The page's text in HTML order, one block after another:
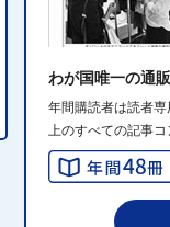
2024年10月
り込み
2024年10
QVCジャパ
わが国唯一の通
年間購読者は読者専
上のすべての記事